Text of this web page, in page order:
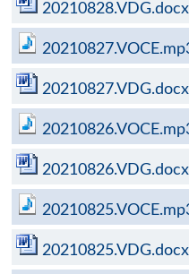
20210828.VDG.docx
20210827.VDG.docx
20210826.VDG.docx
20210825.VDG.docx